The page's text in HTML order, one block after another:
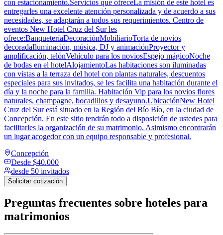
con estacionamiento.Servicios que ofreceLa misión de este hotel es
entregarles una excelente atención personalizada y de acuerdo a sus
necesidades, se adaptarán a todos sus requerimientos. Centro de
eventos New Hotel Cruz del Sur les
ofrece:BanqueteríaDecoraciónMobiliarioTorta de novios
decoradaIluminación, música, DJ y animaciónProyector y
amplificación, telónVehículo para los noviosEspejo mágicoNoche
de bodas en el hotelAlojamientoLas habitaciones son iluminadas
con vistas a la terraza del hotel con plantas naturales, descuentos
especiales para sus invitados, se les facilita una habitación durante el
día y la noche para la familia. Habitación Vip para los novios flores
naturales, champagne, bocadillos y desayuno.UbicaciónNew Hotel
Cruz del Sur está situado en la Región del Bío Bío, en la ciudad de
Concepción. En este sitio tendrán todo a disposición de ustedes para
facilitarles la organización de su matrimonio. Asimismo encontrarán
un lugar acogedor con un equipo responsable y profesional.
Concepción
Desde $40.000
desde 50 invitados
Solicitar cotización
Preguntas frecuentes sobre hoteles para
matrimonios